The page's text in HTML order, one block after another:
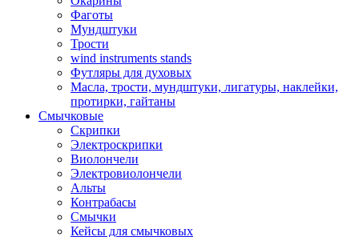
Фаготы
Мундштуки
Трости
wind instruments stands
Футляры для духовых
Масла, трости, мундштуки, лигатуры, наклейки,
протирки, гайтаны
Смычковые
Скрипки
Электроскрипки
Виолончели
Электровиолончели
Альты
Контрабасы
Смычки
Кейсы для смычковых